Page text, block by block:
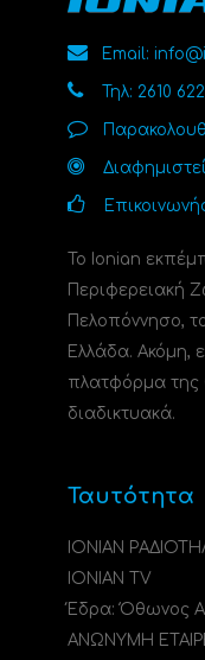
Email:
Τηλ: 2610
Το Ionian
Περιφερειακή
Πελοπόννησο,
Ελλάδα. Ακόμη,
πλατφόρμα της
διαδικτυακά.
Ταυτότητα
ΙΟΝΙΑΝ
IONIAN TV
Έδρα: Όθωνος
ΑΝΩΝΥΜΗ